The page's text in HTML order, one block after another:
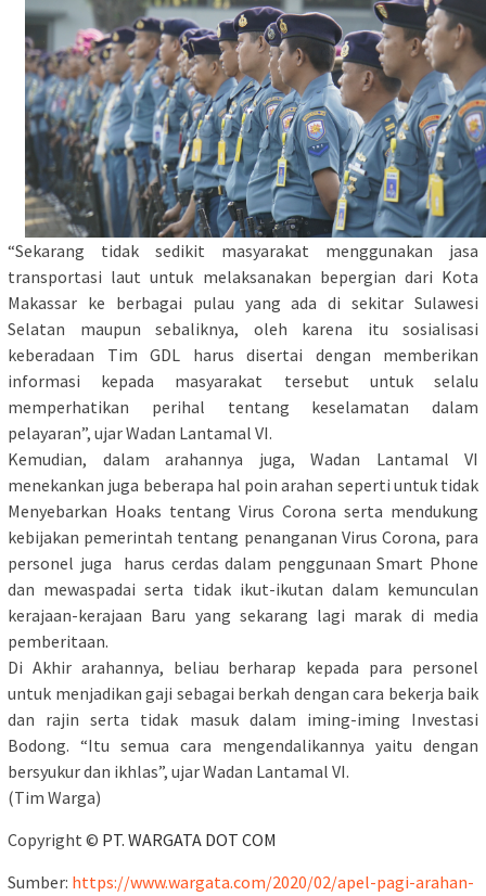
“Sekarang tidak sedikit masyarakat menggunakan jasa
transportasi laut untuk melaksanakan bepergian dari Kota
Makassar ke berbagai pulau yang ada di sekitar Sulawesi
Selatan maupun sebaliknya, oleh karena itu sosialisasi
keberadaan Tim GDL harus disertai dengan memberikan
informasi kepada masyarakat tersebut untuk selalu
memperhatikan perihal tentang keselamatan dalam
pelayaran”, ujar Wadan Lantamal VI.
Kemudian, dalam arahannya juga, Wadan Lantamal VI
menekankan juga beberapa hal poin arahan seperti untuk tidak
Menyebarkan Hoaks tentang Virus Corona serta mendukung
kebijakan pemerintah tentang penanganan Virus Corona, para
personel juga harus cerdas dalam penggunaan Smart Phone
dan mewaspadai serta tidak ikut-ikutan dalam kemunculan
kerajaan-kerajaan Baru yang sekarang lagi marak di media
pemberitaan.
Di Akhir arahannya, beliau berharap kepada para personel
untuk menjadikan gaji sebagai berkah dengan cara bekerja baik
dan rajin serta tidak masuk dalam iming-iming Investasi
Bodong. “Itu semua cara mengendalikannya yaitu dengan
bersyukur dan ikhlas”, ujar Wadan Lantamal VI.
(Tim Warga)
Copyright © PT. WARGATA DOT COM
Sumber: https://www.wargata.com/2020/02/apel-pagi-arahan-